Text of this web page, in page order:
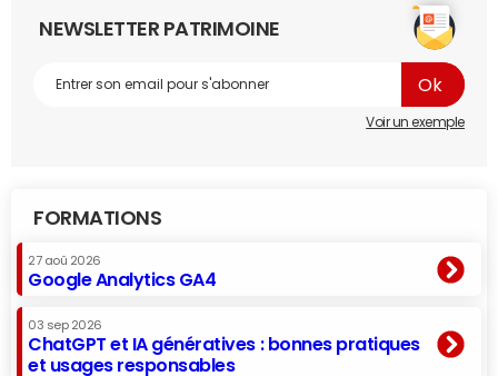
NEWSLETTER PATRIMOINE
Voir un exemple
FORMATIONS
27 aoû 2026
Google Analytics GA4
03 sep 2026
ChatGPT et IA génératives : bonnes pratiques
et usages responsables